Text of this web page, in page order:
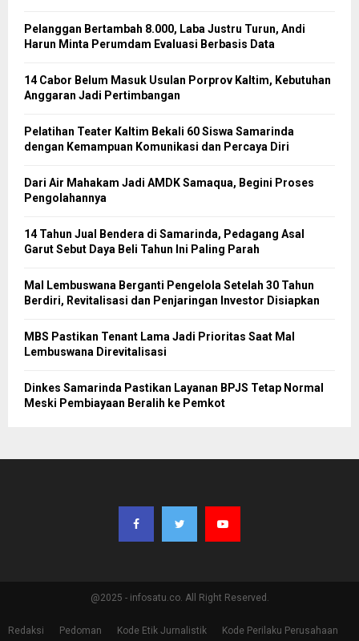
Pelanggan Bertambah 8.000, Laba Justru Turun, Andi
Harun Minta Perumdam Evaluasi Berbasis Data
14 Cabor Belum Masuk Usulan Porprov Kaltim, Kebutuhan
Anggaran Jadi Pertimbangan
Pelatihan Teater Kaltim Bekali 60 Siswa Samarinda
dengan Kemampuan Komunikasi dan Percaya Diri
Dari Air Mahakam Jadi AMDK Samaqua, Begini Proses
Pengolahannya
14 Tahun Jual Bendera di Samarinda, Pedagang Asal
Garut Sebut Daya Beli Tahun Ini Paling Parah
Mal Lembuswana Berganti Pengelola Setelah 30 Tahun
Berdiri, Revitalisasi dan Penjaringan Investor Disiapkan
MBS Pastikan Tenant Lama Jadi Prioritas Saat Mal
Lembuswana Direvitalisasi
Dinkes Samarinda Pastikan Layanan BPJS Tetap Normal
Meski Pembiayaan Beralih ke Pemkot
@2025 - infosatu.co. All Right Reserved.
Redaksi Pedoman Kode Etik Jurnalistik Kode Perilaku Perusahaan